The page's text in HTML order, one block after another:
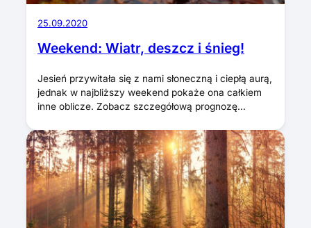
25.09.2020
Weekend: Wiatr, deszcz i śnieg!
Jesień przywitała się z nami słoneczną i ciepłą aurą,
jednak w najbliższy weekend pokaże ona całkiem
inne oblicze. Zobacz szczegółową prognozę…